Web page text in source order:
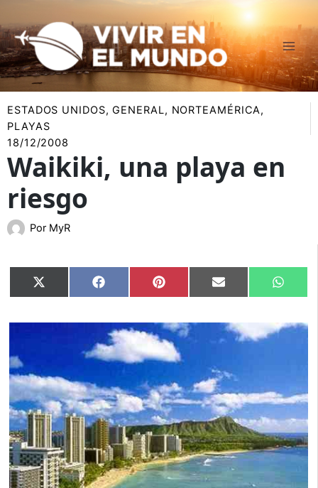
al
contenido
ESTADOS UNIDOS,GENERAL, NORTEAMÉRICA,
PLAYAS
18/12/2008
Waikiki, una playa en
riesgo
Por MyR
Compartir
en
X
(Twitter)
Compartir
en
Facebook Compartir
en
Pinterest Compartir
en
Email
en